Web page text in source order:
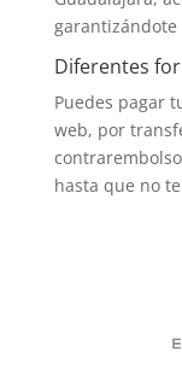
Diferentes
Puedes pagar
web, por
hasta que no